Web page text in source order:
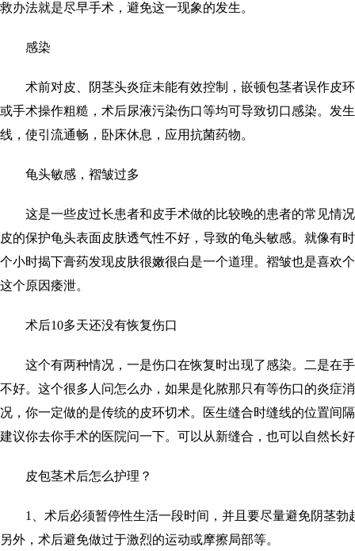
救办法就是尽早手术，避免这一现象的发生。
感染
术前对皮、阴茎头炎症未能有效控制，嵌顿包茎者误作皮
或手术操作粗糙，术后尿液污染伤口等均可导致切口感染。发
线，使引流通畅，卧床休息，应用抗菌药物。
龟头敏感，褶皱过多
这是一些皮过长患者和皮手术做的比较晚的患者的常见情
皮的保护龟头表面皮肤透气性不好，导致的龟头敏感。就像有
个小时揭下膏药发现皮肤很嫩很白是一个道理。褶皱也是喜欢
这个原因痿泄。
术后10多天还没有恢复伤口
这个有两种情况，一是伤口在恢复时出现了感染。二是在手
不好。这个很多人问怎么办，如果是化脓那只有等伤口的炎症
况，你一定做的是传统的皮环切术。医生缝合时缝线的位置间
建议你去你手术的医院问一下。可以从新缝合，也可以自然长
皮包茎术后怎么护理？
1、术后必须暂停性生活一段时间，并且要尽量避免阴茎勃
另外，术后避免做过于激烈的运动或摩擦局部等。